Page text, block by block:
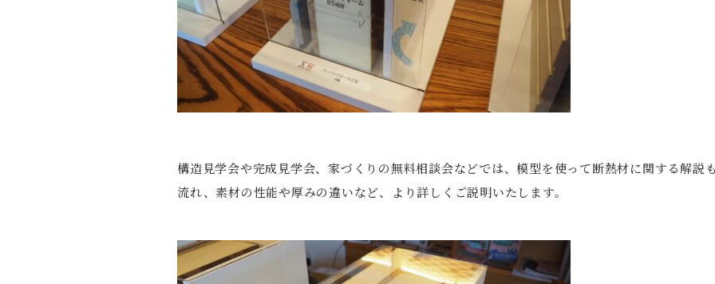
構造見学会や完成見学会、家づくりの無料相談会などでは、模型を使って断熱材に関する解説
流れ、素材の性能や厚みの違いなど、より詳しくご説明いたします。